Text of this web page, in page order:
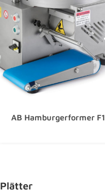
AB Hamburgerformer F1
Plätter